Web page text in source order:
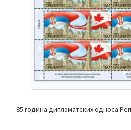
85 година дипломатских односа